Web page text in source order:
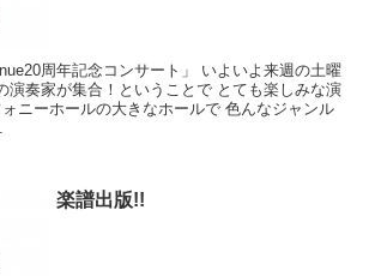
周年記念コンサート」 いよいよ来週の土曜
演奏家が集合！ということで とても楽しみな演
ニーホールの大きなホールで 色んなジャンル
楽譜出版!!